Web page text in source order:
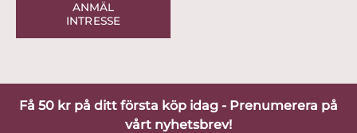
ANMÄL
INTRESSE
Få 50 kr på ditt första köp idag - Prenumerera på
vårt nyhetsbrev!